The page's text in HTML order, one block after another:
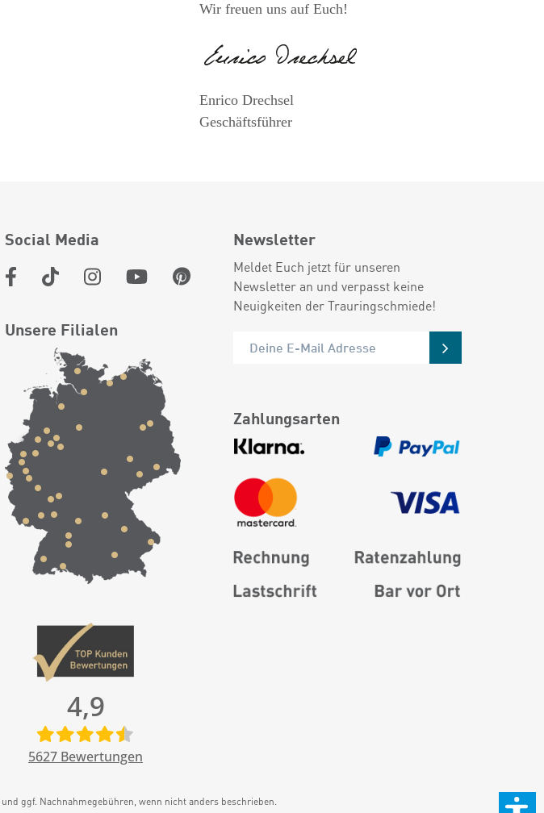
Wir freuen uns auf Euch!
Enrico Drechsel
Geschäftsführer
Social Media
Unsere Filialen
4,9
5627 Bewertungen
Newsletter
Meldet Euch jetzt für unseren
Newsletter an und verpasst keine
Neuigkeiten der Trauringschmiede!
Zahlungsarten
und ggf. Nachnahmegebühren, wenn nicht anders beschrieben.